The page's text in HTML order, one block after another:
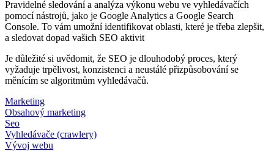
Pravidelné sledování a analýza výkonu webu ve vyhledávačích
pomocí nástrojů, jako je Google Analytics a Google Search
Console. To vám umožní identifikovat oblasti, které je třeba zlepšit,
a sledovat dopad vašich SEO aktivit
Je důležité si uvědomit, že SEO je dlouhodobý proces, který
vyžaduje trpělivost, konzistenci a neustálé přizpůsobování se
měnícím se algoritmům vyhledávačů.
Marketing
Obsahový marketing
Seo
Vyhledávače (crawlery)
Vývoj webu